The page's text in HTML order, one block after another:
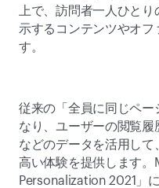
上で、訪問者一人ひと
示するコンテンツやオ
す。
従来の「全員に同じペ
なり、ユーザーの閲覧履
などのデータを活用し
高い体験を提供します
Personalization 2021」